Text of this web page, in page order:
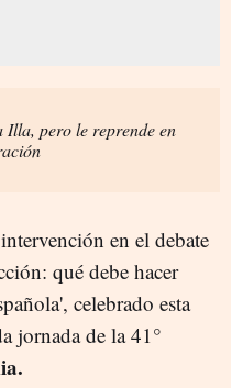
Illa, pero le reprende en
en el debate
qué debe hacer
celebrado esta
jornada de la 41°